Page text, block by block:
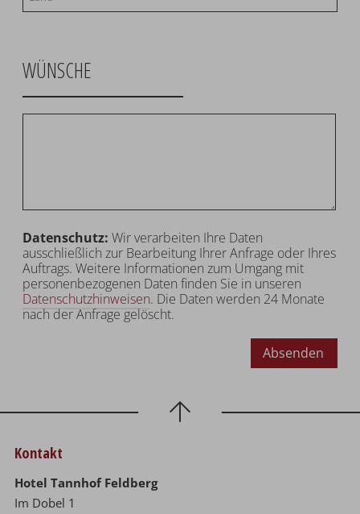
WÜNSCHE
Datenschutz:Wir verarbeiten Ihre Daten
ausschließlich zur Bearbeitung Ihrer Anfrage oder Ihres
Auftrags. Weitere Informationen zum Umgang mit
personenbezogenen Daten finden Sie in unseren
Datenschutzhinweisen. Die Daten werden 24 Monate
nach der Anfrage gelöscht.
Absenden
Kontakt
Hotel Tannhof Feldberg
Im Dobel 1